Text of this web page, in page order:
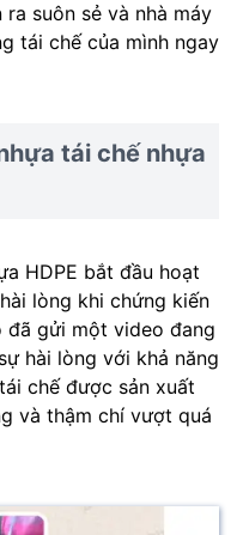
suôn sẻ và nhà máy
tái chế của mình ngay
tái chế nhựa
HDPE bắt đầu hoạt
lòng khi chứng kiến
đã gửi một video đang
hài lòng với khả năng
chế được sản xuất
và thậm chí vượt quá